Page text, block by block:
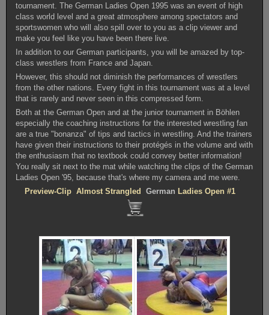
tournament. The German Ladies Open 1995 was an event of high
class world level and a great atmosphere among spectators and
sportswomen who will also spill over to you as a clip viewer and
make you feel like you have been there live.
In addition to our German participants, you will be amazed by top-
class wrestlers from France and Japan.
However, this should not diminish the performances of wrestlers
from the other nations. Every fight in this tournament was at a level
that is rarely and never seen in this compressed form.
Both at the German Open and at the junior tournament in Böhlen
especially the coaching instructions for the interested wrestling fan
are a true "bonanza" of tips and tactics in wrestling. And the trainers
have given their instructions to their protégés in the volume and with
the enthusiasm that no textbook could convey better information!
You really sit next to the mat while watching the clips of the German
Ladies Open '95, because that's where my camera and me were.
Preview-Clip Almost Strangled German Ladies Open #1